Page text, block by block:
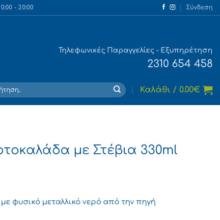
- 20:00 Σύνδεση
Τηλεφωνικές Παραγγελίες - Εξυπηρέτηση
2310 654 458
Καλάθι / 0.00€
με Στέβια 330ml
φυσικό μεταλλικό νερό από την πηγή